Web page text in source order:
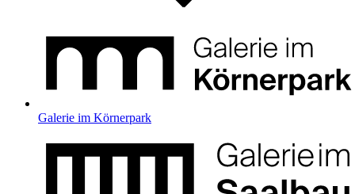
Galerie im Körnerpark